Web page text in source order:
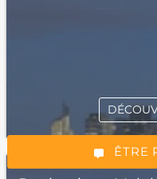
ÊTRE